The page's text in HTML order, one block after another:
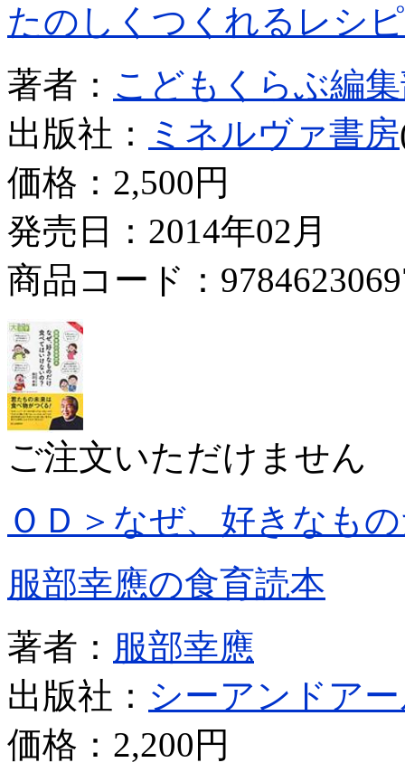
たのしくつくれるレシ
著者： こどもくらぶ編
出版社：
ミネルヴァ書房
価格： 2,500円
発売日：2014年02月
商品コード：
ご注文いただけません
ＯＤ＞なぜ、好きなも
服部幸應の食育読本
著者： 服部幸應
出版社： シーアンドア
価格： 2,200円